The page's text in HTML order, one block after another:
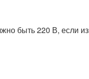
быть 220 В, если